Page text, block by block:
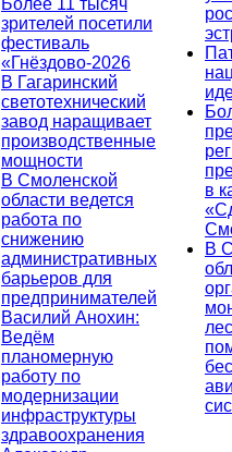
зрителей посетили
фестиваль
«Гнёздово-2026
В Гагаринский
светотехнический
завод наращивает
производственные
мощности
В Смоленской
области ведется
работа по
снижению
административных
барьеров для
предпринимателей
Василий Анохин:
Ведём
планомерную
работу по
модернизации
инфраструктуры
здравоохранения
в
В